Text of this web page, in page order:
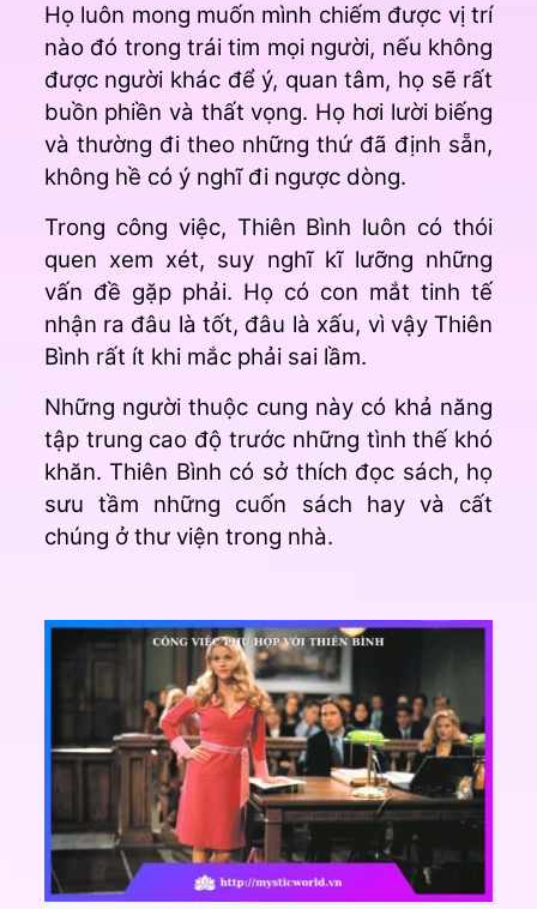
Họ luôn mong muốn mình chiếm được vị trí
nào đó trong trái tim mọi người, nếu không
được người khác để ý, quan tâm, họ sẽ rất
buồn phiền và thất vọng. Họ hơi lười biếng
và thường đi theo những thứ đã định sẵn,
không hề có ý nghĩ đi ngược dòng.
Trong công việc, Thiên Bình luôn có thói
quen xem xét, suy nghĩ kĩ lưỡng những
vấn đề gặp phải. Họ có con mắt tinh tế
nhận ra đâu là tốt, đâu là xấu, vì vậy Thiên
Bình rất ít khi mắc phải sai lầm.
Những người thuộc cung này có khả năng
tập trung cao độ trước những tình thế khó
khăn. Thiên Bình có sở thích đọc sách, họ
sưu tầm những cuốn sách hay và cất
chúng ở thư viện trong nhà.